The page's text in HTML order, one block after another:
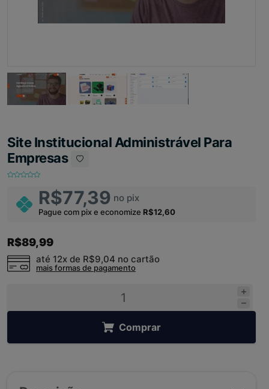
Site Institucional Administrável Para
Empresas
R$77,39 no pix
Pague com pix e economize R$12,60
R$89,99
até 12x de R$9,04 no cartão
mais formas de pagamento
Comprar